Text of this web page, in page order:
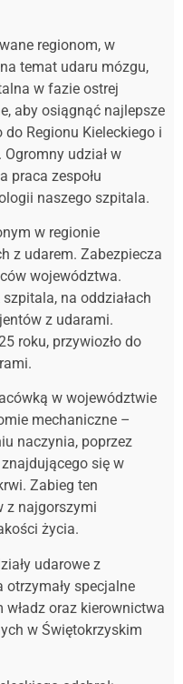
regionom, w
temat udaru mózgu,
w fazie ostrej
aby osiągnąć najlepsze
Regionu Kieleckiego i
udział w
praca zespołu
naszego szpitala.
w regionie
z udarem. Zabezpiecza
województwa.
na oddziałach
z udarami.
roku, przywiozło do
w województwie
mechaniczne –
naczynia, poprzez
się w
Zabieg ten
z najgorszymi
życia.
udarowe z
specjalne
władz oraz kierownictwa
w Świętokrzyskim